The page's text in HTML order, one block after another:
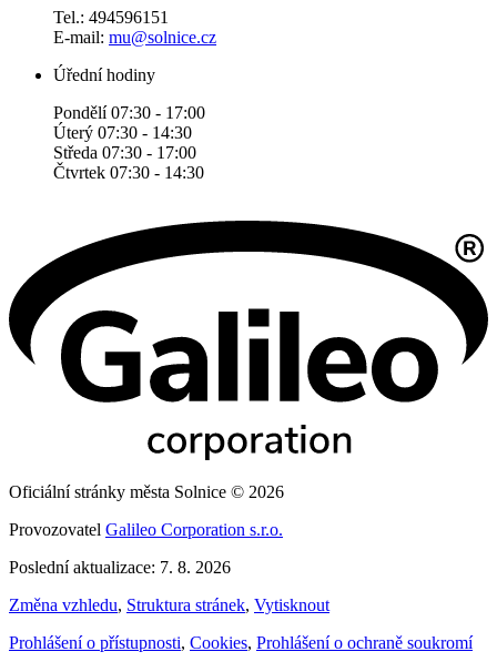
Tel.: 494596151
E-mail: mu@solnice.cz
Úřední hodiny
Pondělí 07:30 - 17:00
Úterý 07:30 - 14:30
Středa 07:30 - 17:00
Čtvrtek 07:30 - 14:30
Oficiální stránky města Solnice © 2026
Provozovatel Galileo Corporation s.r.o.
Poslední aktualizace: 7. 8. 2026
Změna vzhledu, Struktura stránek, Vytisknout
Prohlášení o přístupnosti, Cookies, Prohlášení o ochraně soukromí